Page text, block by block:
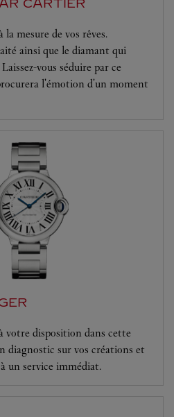
CARTIER
mesure de vos rêves.
ainsi que le diamant qui
vous séduire par ce
l'émotion d'un moment
votre disposition dans cette
diagnostic sur vos créations et
un service immédiat.